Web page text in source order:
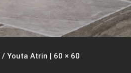
/ Youta Atrin | 60 × 60